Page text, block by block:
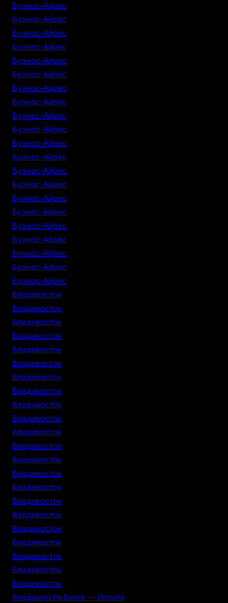
Буэнос-Айрес
Буэнос-Айрес
Буэнос-Айрес
Буэнос-Айрес
Буэнос-Айрес
Буэнос-Айрес
Буэнос-Айрес
Буэнос-Айрес
Буэнос-Айрес
Буэнос-Айрес
Буэнос-Айрес
Буэнос-Айрес
Буэнос-Айрес
Буэнос-Айрес
Буэнос-Айрес
Буэнос-Айрес
Буэнос-Айрес
Буэнос-Айрес
Буэнос-Айрес
Буэнос-Айрес
Буэнос-Айрес
Владивосток
Владивосток
Владивосток
Владивосток
Владивосток
Владивосток
Владивосток
Владивосток
Владивосток
Владивосток
Владивосток
Владивосток
Владивосток
Владивосток
Владивосток
Владивосток
Владивосток
Владивосток
Владивосток
Владивосток
Владивосток
Владивосток
Владимир Набоков — Лолита